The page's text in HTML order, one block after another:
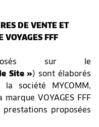
DE VENTE ET
VOYAGES FFF
sur le
le Site ») sont élaborés
société MYCOMM,
VOYAGES FFF
proposées